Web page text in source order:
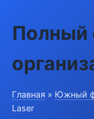
Полный
Главная » Южный
Laser